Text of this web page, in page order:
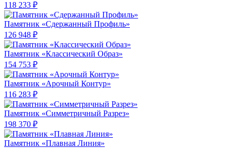
118 233 ₽
Памятник «Сдержанный Профиль»
126 948 ₽
Памятник «Классический Образ»
154 753 ₽
Памятник «Арочный Контур»
116 283 ₽
Памятник «Симметричный Разрез»
198 370 ₽
Памятник «Плавная Линия»